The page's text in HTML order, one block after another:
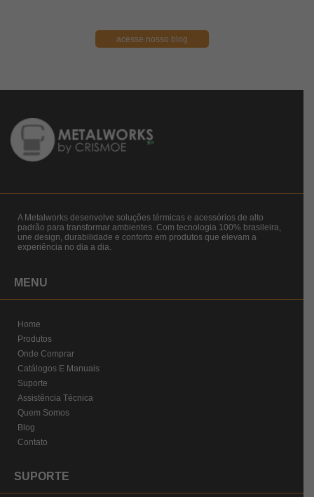
acesse nosso blog
A Metalworks desenvolve soluções térmicas e acessórios de alto
padrão para transformar ambientes. Com tecnologia 100% brasileira,
une design, durabilidade e conforto em produtos que elevam a
experiência no dia a dia.
MENU
Home
Produtos
Onde Comprar
Catálogos E Manuais
Suporte
Assistência Técnica
Quem Somos
Blog
Contato
SUPORTE